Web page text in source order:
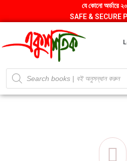
যে কোনো অর্ডারে
SAFE & SECURE